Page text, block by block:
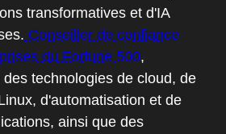
transformatives et d'IA
Conseiller de confiance
du Fortune 500,
technologies de cloud, de
d'automatisation et de
ainsi que des